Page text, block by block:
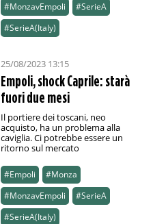
#MonzavEmpoli
#SerieA
#SerieA(Italy)
25/08/2023 13:15
Empoli, shock Caprile: starà
fuori due mesi
Il portiere dei toscani, neo
acquisto, ha un problema alla
caviglia. Ci potrebbe essere un
ritorno sul mercato
#Empoli
#Monza
#MonzavEmpoli
#SerieA
#SerieA(Italy)